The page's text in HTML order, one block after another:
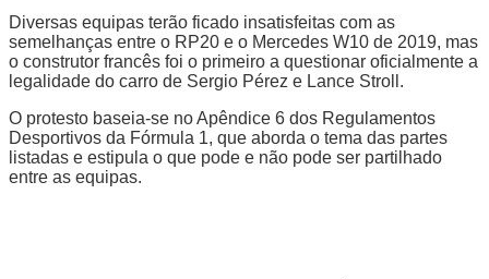
Diversas equipas terão ficado insatisfeitas com as
semelhanças entre o RP20 e o Mercedes W10 de 2019, mas
o construtor francês foi o primeiro a questionar oficialmente a
legalidade do carro de Sergio Pérez e Lance Stroll.
O protesto baseia-se no Apêndice 6 dos Regulamentos
Desportivos da Fórmula 1, que aborda o tema das partes
listadas e estipula o que pode e não pode ser partilhado
entre as equipas.